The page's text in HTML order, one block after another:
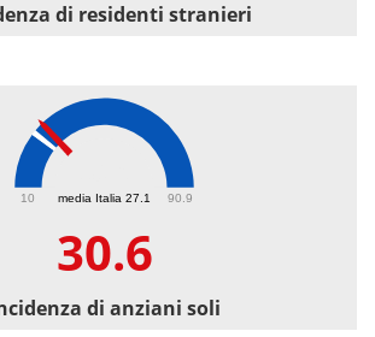
di residenti stranieri
media Italia 27.1
10 90.9
30.6
di anziani soli